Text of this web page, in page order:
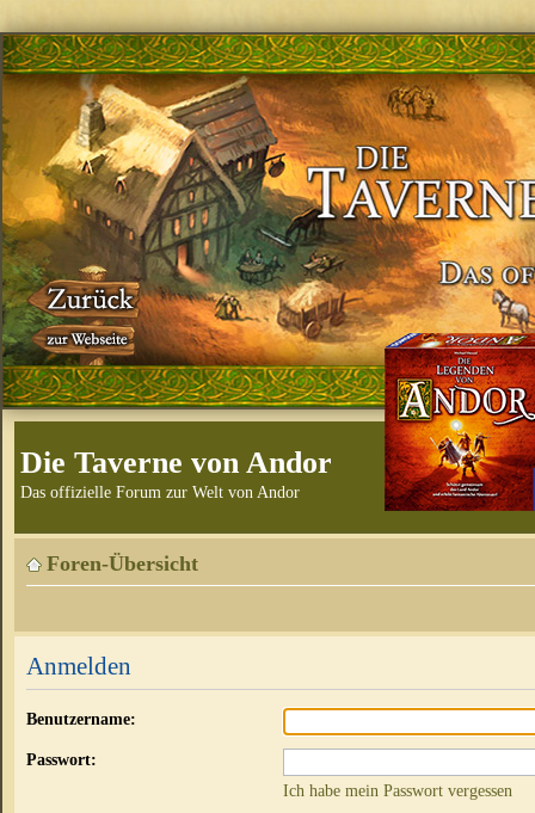
Die Taverne von Andor
Das offizielle Forum zur Welt von Andor
Foren-Übersicht
Anmelden
Benutzername:
Passwort:
Ich habe mein Passwort vergessen